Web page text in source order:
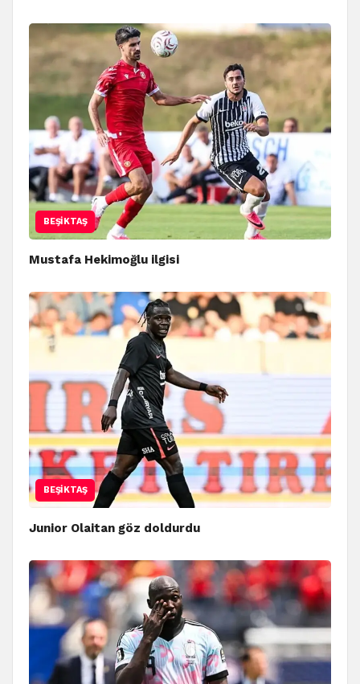
BEŞIKTAŞ
Mustafa Hekimoğlu ilgisi
BEŞIKTAŞ
Junior Olaitan göz doldurdu